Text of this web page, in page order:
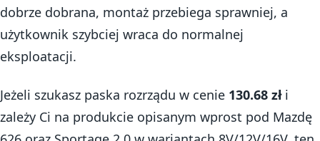
dobrze dobrana, montaż przebiega sprawniej, a
użytkownik szybciej wraca do normalnej
eksploatacji.
Jeżeli szukasz paska rozrządu w cenie 130.68 złi
zależy Ci na produkcie opisanym wprost pod Mazdę